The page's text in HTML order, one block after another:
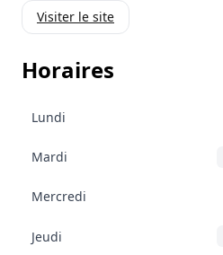
Visiter le site
Horaires
Lundi
Mardi
Mercredi
Jeudi